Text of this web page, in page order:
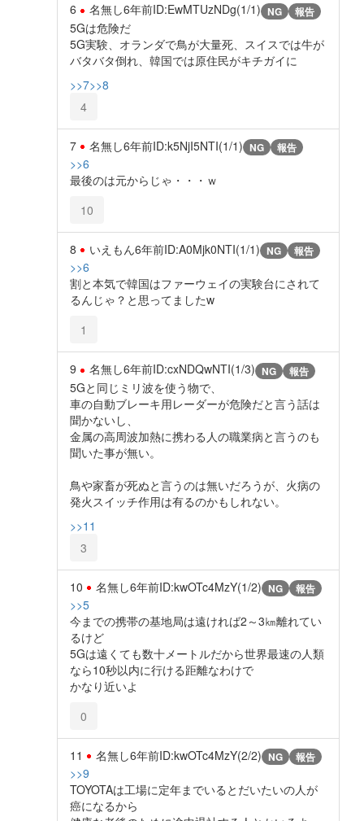
6 名無し6年前ID:EwMTUzNDg(1/1) NG 報告
5Gは危険だ
5G実験、オランダで鳥が大量死、スイスでは牛が
バタバタ倒れ、韓国では原住民がキチガイに
>>7>>8
4
7 名無し6年前ID:k5NjI5NTI(1/1) NG 報告
>>6
最後のは元からじゃ・・・ｗ
10
8 いえもん6年前ID:A0Mjk0NTI(1/1) NG 報告
>>6
割と本気で韓国はファーウェイの実験台にされて
るんじゃ？と思ってましたw
1
9 名無し6年前ID:cxNDQwNTI(1/3) NG 報告
5Gと同じミリ波を使う物で、
車の自動ブレーキ用レーダーが危険だと言う話は
聞かないし、
金属の高周波加熱に携わる人の職業病と言うのも
聞いた事が無い。
鳥や家畜が死ぬと言うのは無いだろうが、火病の
発火スイッチ作用は有るのかもしれない。
>>11
3
10 名無し6年前ID:kwOTc4MzY(1/2) NG 報告
>>5
今までの携帯の基地局は遠ければ2～3㎞離れてい
るけど
5Gは遠くても数十メートルだから世界最速の人類
なら10秒以内に行ける距離なわけで
かなり近いよ
0
11 名無し6年前ID:kwOTc4MzY(2/2) NG 報告
>>9
TOYOTAは工場に定年までいるとだいたいの人が
癌になるから